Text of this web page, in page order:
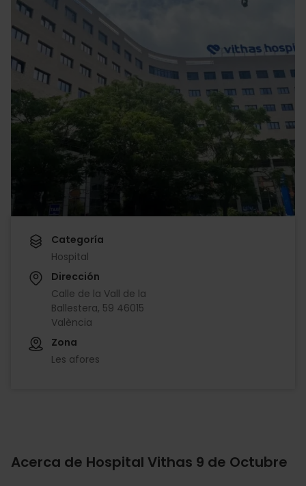
Categoría
Hospital
Dirección
Calle de la Vall de la
Ballestera, 59 46015
València
Zona
Les afores
Acerca de Hospital Vithas 9 de Octubre